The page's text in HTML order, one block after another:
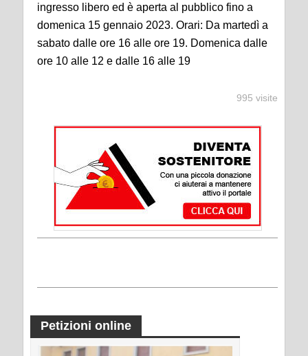
ingresso libero ed è aperta al pubblico fino a
domenica 15 gennaio 2023. Orari: Da martedì a
sabato dalle ore 16 alle ore 19. Domenica dalle
ore 10 alle 12 e dalle 16 alle 19
995 visite
Petizioni online